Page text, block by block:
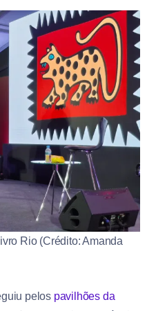
Rio (Crédito: Amanda
pelos pavilhões da